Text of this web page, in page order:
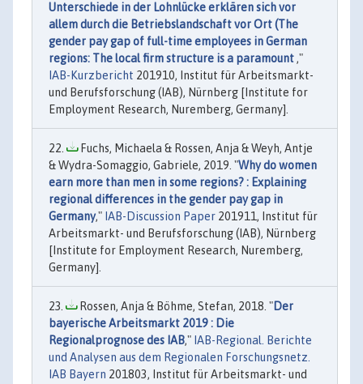
Unterschiede in der Lohnlücke erklären sich vor
allem durch die Betriebslandschaft vor Ort (The
gender pay gap of full-time employees in German
regions: The local firm structure is a paramount,"
IAB-Kurzbericht 201910, Institut für Arbeitsmarkt-
und Berufsforschung (IAB), Nürnberg [Institute for
Employment Research, Nuremberg, Germany].
Fuchs, Michaela & Rossen, Anja & Weyh, Antje
& Wydra-Somaggio, Gabriele, 2019. "Why do women
earn more than men in some regions? : Explaining
regional differences in the gender pay gap in
Germany," IAB-Discussion Paper 201911, Institut für
Arbeitsmarkt- und Berufsforschung (IAB), Nürnberg
[Institute for Employment Research, Nuremberg,
Germany].
Rossen, Anja & Böhme, Stefan, 2018. "Der
bayerische Arbeitsmarkt 2019 : Die
Regionalprognose des IAB," IAB-Regional. Berichte
und Analysen aus dem Regionalen Forschungsnetz.
IAB Bayern 201803, Institut für Arbeitsmarkt- und